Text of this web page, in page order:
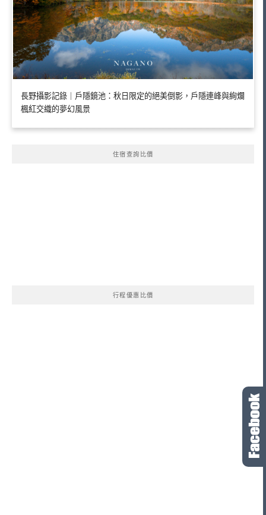
長野攝影記錄｜戶隱鏡池：秋日限定的絕美倒影，戶隱連峰與絢爛
楓紅交織的夢幻風景
住宿查詢比價
行程優惠比價